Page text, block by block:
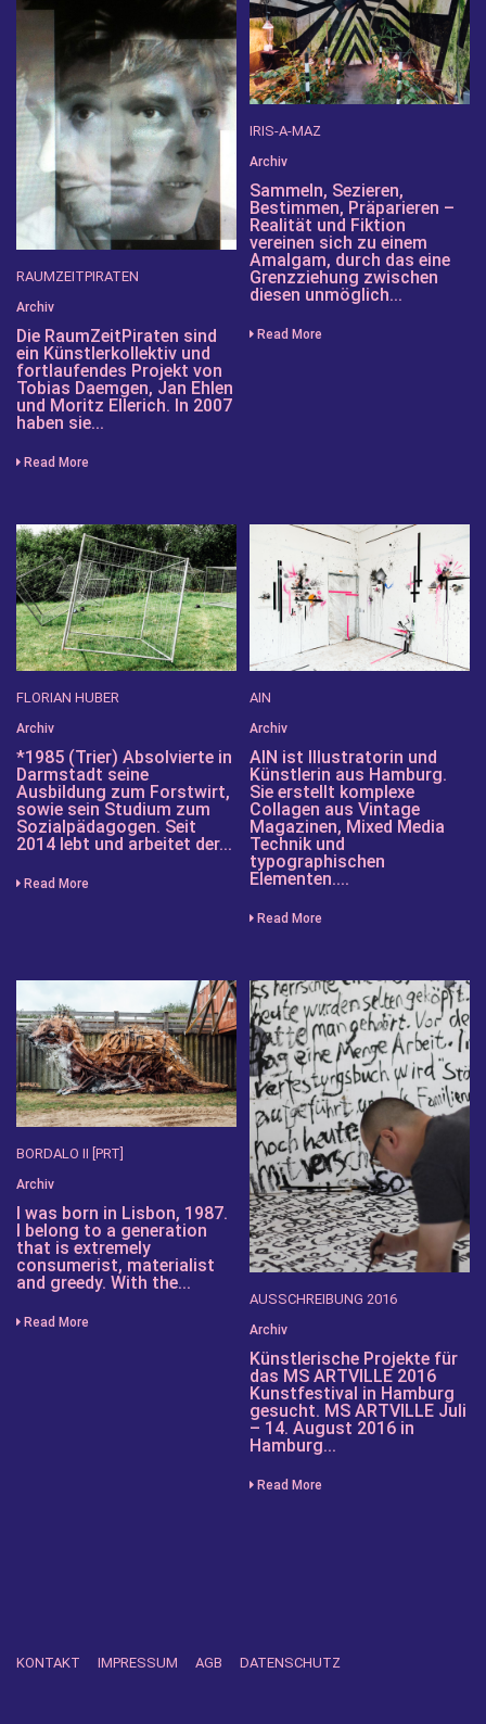
RAUMZEITPIRATEN
Archiv
Die RaumZeitPiraten sind
ein Künstlerkollektiv und
fortlaufendes Projekt von
Tobias Daemgen, Jan Ehlen
und Moritz Ellerich. In 2007
haben sie...
Read More
IRIS-A-MAZ
Archiv
Sammeln, Sezieren,
Bestimmen, Präparieren –
Realität und Fiktion
vereinen sich zu einem
Amalgam, durch das eine
Grenzziehung zwischen
diesen unmöglich...
Read More
FLORIAN HUBER
Archiv
*1985 (Trier) Absolvierte in
Darmstadt seine
Ausbildung zum Forstwirt,
sowie sein Studium zum
Sozialpädagogen. Seit
2014 lebt und arbeitet der...
Read More
AIN
Archiv
AIN ist Illustratorin und
Künstlerin aus Hamburg.
Sie erstellt komplexe
Collagen aus Vintage
Magazinen, Mixed Media
Technik und
typographischen
Elementen....
Read More
BORDALO II [PRT]
Archiv
I was born in Lisbon, 1987.
I belong to a generation
that is extremely
consumerist, materialist
and greedy. With the...
Read More
AUSSCHREIBUNG 2016
Archiv
Künstlerische Projekte für
das MS ARTVILLE 2016
Kunstfestival in Hamburg
gesucht. MS ARTVILLE Juli
– 14. August 2016 in
Hamburg...
Read More
KONTAKT IMPRESSUM AGB DATENSCHUTZ